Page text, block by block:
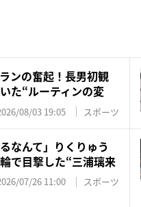
ンの奮起！長男初観
た“ルーティンの変
08/03 19:05 スポーツ
なんて」りくりゅう
で目撃した“三浦璃来
07/26 11:00 スポーツ